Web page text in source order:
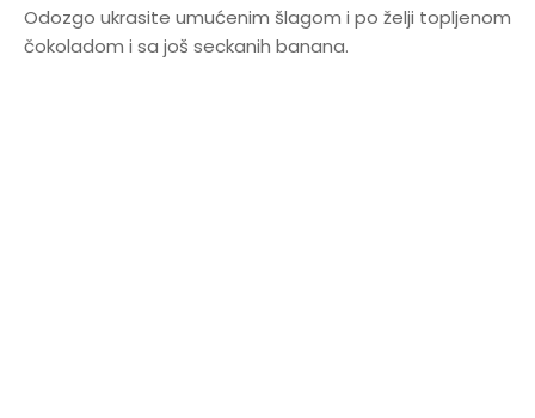
Odozgo ukrasite umućenim šlagom i po želji topljenom
čokoladom i sa još seckanih banana.